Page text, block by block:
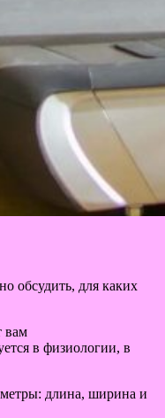
обсудить, для каких
вам
в физиологии, в
длина, ширина и